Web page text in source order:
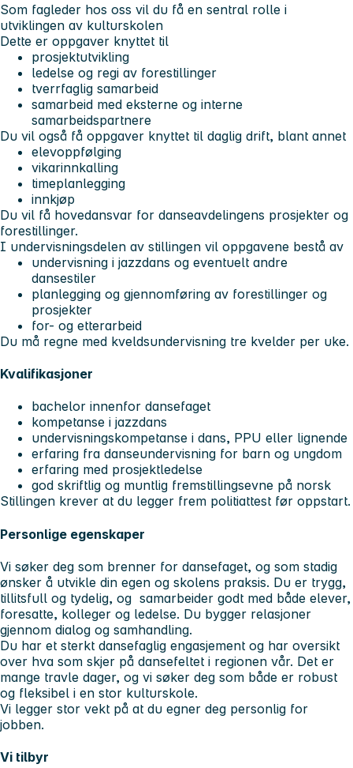
Som fagleder hos oss vil du få en sentral rolle i
utviklingen av kulturskolen
Dette er oppgaver knyttet til
prosjektutvikling
ledelse og regi av forestillinger
tverrfaglig samarbeid
samarbeid med eksterne og interne
samarbeidspartnere
Du vil også få oppgaver knyttet til daglig drift, blant annet
elevoppfølging
vikarinnkalling
timeplanlegging
innkjøp
Du vil få hovedansvar for danseavdelingens prosjekter og
forestillinger.
I undervisningsdelen av stillingen vil oppgavene bestå av
undervisning i jazzdans og eventuelt andre
dansestiler
planlegging og gjennomføring av forestillinger og
prosjekter
for- og etterarbeid
Du må regne med kveldsundervisning tre kvelder per uke.
Kvalifikasjoner
bachelor innenfor dansefaget
kompetanse i jazzdans
undervisningskompetanse i dans, PPU eller lignende
erfaring fra danseundervisning for barn og ungdom
erfaring med prosjektledelse
god skriftlig og muntlig fremstillingsevne på norsk
Stillingen krever at du legger frem politiattest før oppstart.
Personlige egenskaper
Vi søker deg som brenner for dansefaget, og som stadig
ønsker å utvikle din egen og skolens praksis. Du er trygg,
tillitsfull og tydelig, og samarbeider godt med både elever,
foresatte, kolleger og ledelse. Du bygger relasjoner
gjennom dialog og samhandling.
Du har et sterkt dansefaglig engasjement og har oversikt
over hva som skjer på dansefeltet i regionen vår. Det er
mange travle dager, og vi søker deg som både er robust
og fleksibel i en stor kulturskole.
Vi legger stor vekt på at du egner deg personlig for
jobben.
Vi tilbyr